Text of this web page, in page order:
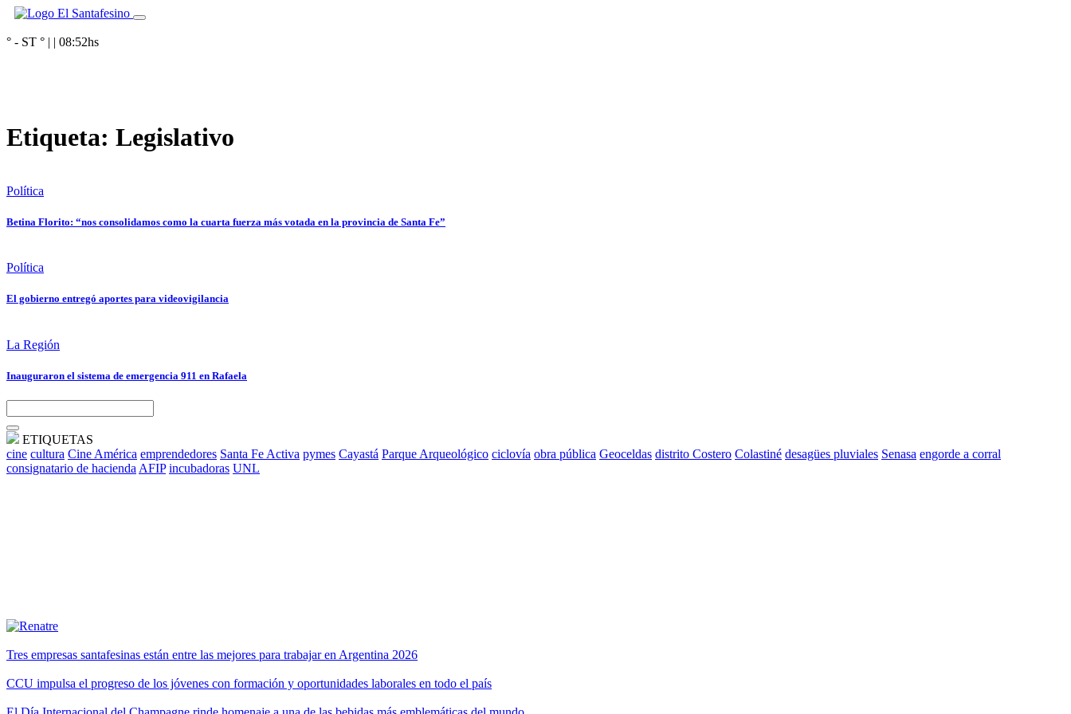
° - ST ° | | 08:52hs
Etiqueta: Legislativo
Política
Betina Florito: “nos consolidamos como la cuarta fuerza más votada en la provincia de Santa Fe”
Política
El gobierno entregó aportes para videovigilancia
La Región
Inauguraron el sistema de emergencia 911 en Rafaela
ETIQUETAS
cine cultura Cine América emprendedores Santa Fe Activa pymes Cayastá Parque Arqueológico ciclovía obra pública Geoceldas distrito Costero Colastiné desagües pluviales Senasa engorde a corral
consignatario de hacienda AFIP incubadoras UNL
Tres empresas santafesinas están entre las mejores para trabajar en Argentina 2026
CCU impulsa el progreso de los jóvenes con formación y oportunidades laborales en todo el país